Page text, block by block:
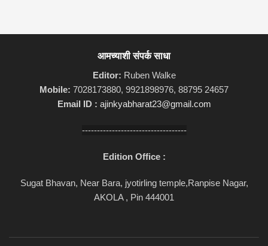
आमच्याशी संपर्क साधा
Editor: Ruben Walke
Mobile: 7028173880, 9921898976, 88795 24657
Email ID : ajinkyabharat23@gmail.com
-----------------------------------
Edition Office :
Sugat Bhavan, Near Bara, jyotirling temple,Ranpise Nagar,
AKOLA , Pin 444001